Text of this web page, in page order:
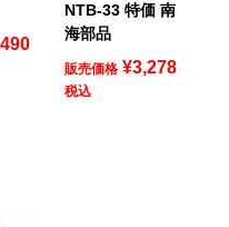
NTB-33 特価 南
海部品
販売価格 ¥3,278
税込